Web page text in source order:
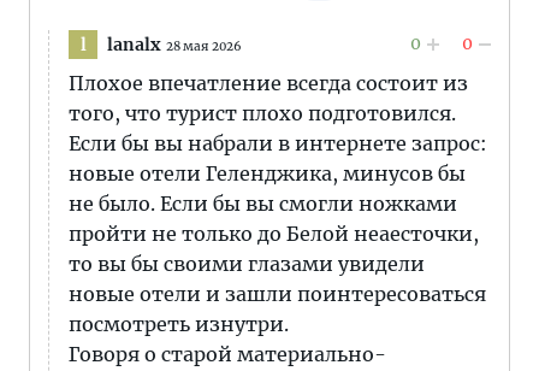
l lanalx 28 мая 2026 0 0
Плохое впечатление всегда состоит из
того, что турист плохо подготовился.
Если бы вы набрали в интернете запрос:
новые отели Геленджика, минусов бы
не было. Если бы вы смогли ножками
пройти не только до Белой неаесточки,
то вы бы своими глазами увидели
новые отели и зашли поинтересоваться
посмотреть изнутри.
Говоря о старой материально-